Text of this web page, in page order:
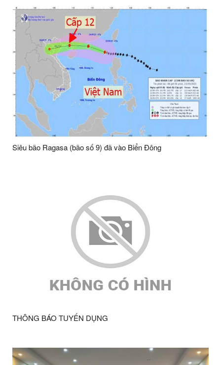
Siêu bão Ragasa (bão số 9) đã vào Biển Đông
THÔNG BÁO TUYỂN DỤNG